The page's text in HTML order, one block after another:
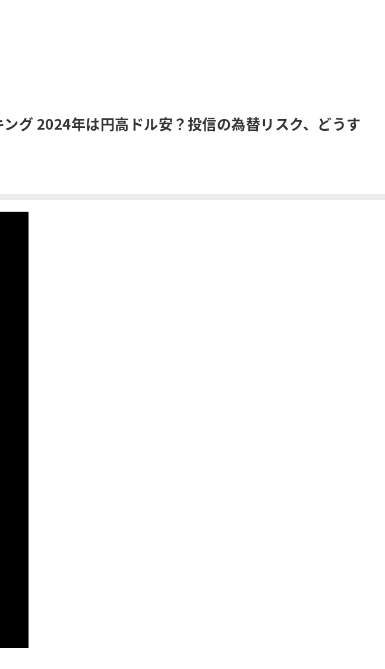
グ 2024年は円高ドル安？投信の為替リスク、どうす